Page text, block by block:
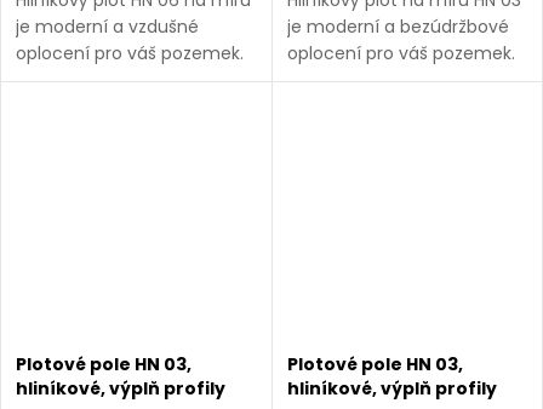
je moderní a vzdušné
oplocení pro váš pozemek.
Vyrábíme ho v rozsahu
je moderní a bezúdržbové
oplocení pro váš pozemek.
Vyrábíme ho v rozsahu
Plotové pole HN 03,
hliníkové, výplň profily
Plotové pole HN 03,
hliníkové, výplň profily